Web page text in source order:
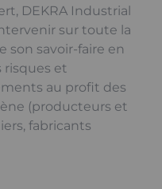
DEKRA Industrial
sur toute la
son savoir-faire en
risques et
au profit des
(producteurs et
fabricants